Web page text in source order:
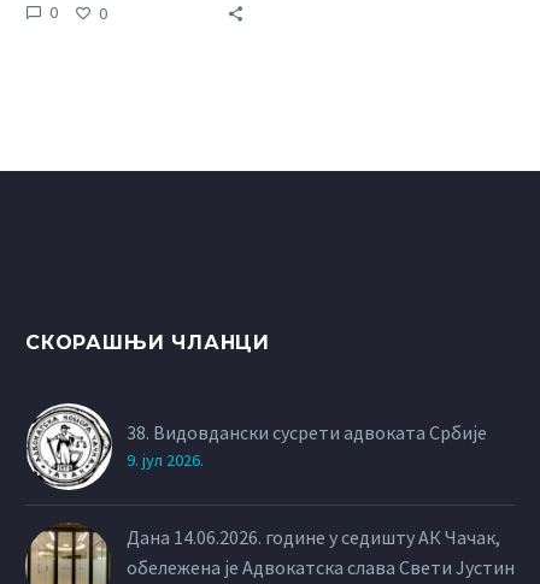
пружања правне помоћи
Србије донео је одлуку о
0 0
СКОРАШЊИ ЧЛАНЦИ
38. Видовдански сусрети адвоката Србије
9. јул 2026.
Дана 14.06.2026. године у седишту АК Чачак,
обележена је Адвокатска слава Свети Јустин